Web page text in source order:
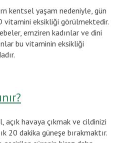
kentsel yaşam nedeniyle, gün
vitamini eksikliği görülmektedir.
emziren kadınlar ve dini
bu vitaminin eksikliği
havaya çıkmak ve cildinizi
20 dakika güneşe bırakmaktır.